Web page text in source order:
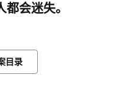
会迷失。
目录